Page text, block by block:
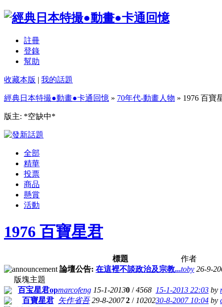
註冊
登錄
幫助
收藏本版 | 我的話題
經典日本特撮●動畫●卡通回憶 » 70年代-動畫人物 » 1976 百寶
版主: *空缺中*
全部
精華
投票
商品
懸賞
活動
1976 百寶星君
標題
作者
論壇公告: 在這裡不談政治及宗教...toby 26-9-
版塊主題
百宝星君opmarcofeng 15-1-20130 /4568 15-1-2013 22:03 by
百寶星君
矢作省吾 29-8-20072 / 1020230-8-2007 10:04 by